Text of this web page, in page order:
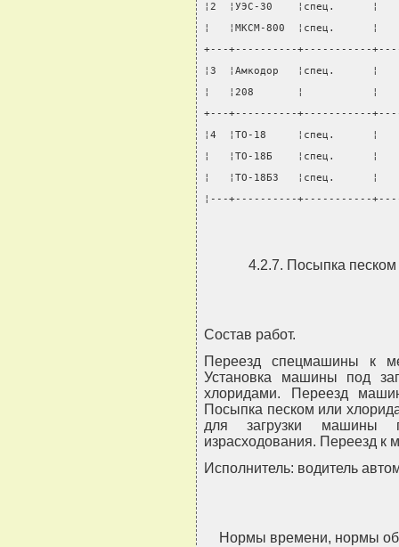
¦2  ¦УЭС-30    ¦спец.      ¦
¦   ¦МКСМ-800  ¦спец.
+---+----------+-----------
¦3  ¦Амкодор   ¦спец.      ¦
¦   ¦208       ¦
+---+----------+-----------
¦4  ¦ТО-18     ¦спец.      ¦
¦   ¦ТО-18Б    ¦спец.
¦   ¦ТО-18БЗ   ¦спец.
¦---+----------+-----------
4.2.7. Посыпка
Состав работ.
Переезд спецмашины к
Установка машины под
хлоридами. Переезд
Посыпка песком или
для загрузки машины
израсходования. Переезд к
Исполнитель: водитель
Нормы времени, нормы